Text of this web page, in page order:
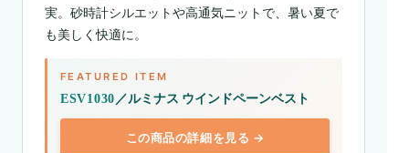
実。砂時計シルエットや高通気ニットで、暑い夏で
も美しく快適に。
FEATURED ITEM
ESV1030 ／ルミナス ウインドペーンベスト
この商品の詳細を見る →